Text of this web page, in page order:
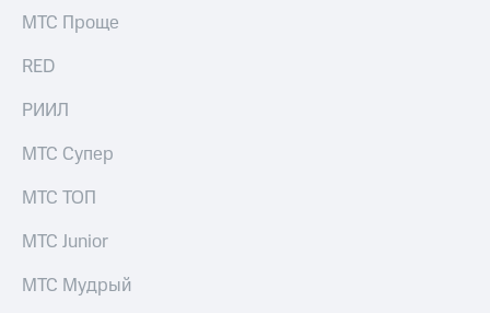
и получайте
Пополнить
МТС
Настройки
до 40%
МТС
МТС Проще
RED
РИИЛ
МТС Супер
МТС ТОП
МТС Junior
МТС Мудрый